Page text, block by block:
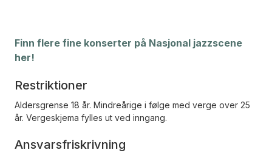
Finn flere fine konserter på Nasjonal jazzscene
her!
Restriktioner
Aldersgrense 18 år. Mindreårige i følge med verge over 25
år. Vergeskjema fylles ut ved inngang.
Ansvarsfriskrivning